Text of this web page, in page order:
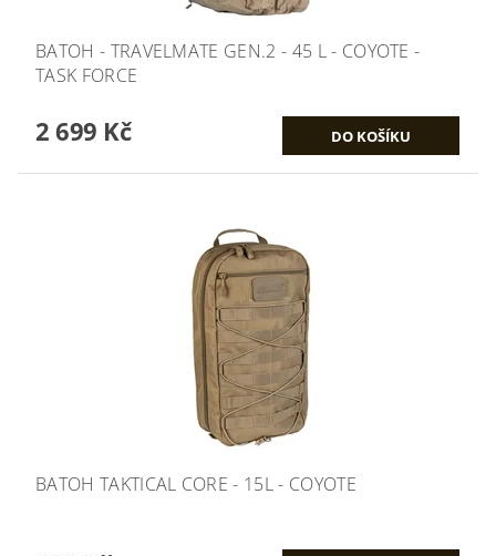
BATOH - TRAVELMATE GEN.2 - 45 L - COYOTE -
TASK FORCE
2 699 Kč
BATOH TAKTICAL CORE - 15L - COYOTE